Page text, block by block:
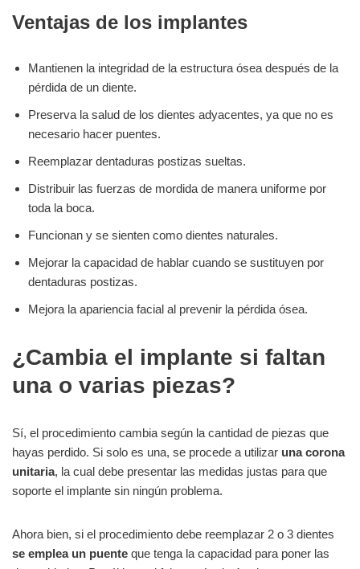
Ventajas de los implantes
Mantienen la integridad de la estructura ósea después de la
pérdida de un diente.
Preserva la salud de los dientes adyacentes, ya que no es
necesario hacer puentes.
Reemplazar dentaduras postizas sueltas.
Distribuir las fuerzas de mordida de manera uniforme por
toda la boca.
Funcionan y se sienten como dientes naturales.
Mejorar la capacidad de hablar cuando se sustituyen por
dentaduras postizas.
Mejora la apariencia facial al prevenir la pérdida ósea.
¿Cambia el implante si faltan
una o varias piezas?
Sí, el procedimiento cambia según la cantidad de piezas que
hayas perdido. Si solo es una, se procede a utilizar una corona
unitaria, la cual debe presentar las medidas justas para que
soporte el implante sin ningún problema.
Ahora bien, si el procedimiento debe reemplazar 2 o 3 dientes
se emplea un puente que tenga la capacidad para poner las